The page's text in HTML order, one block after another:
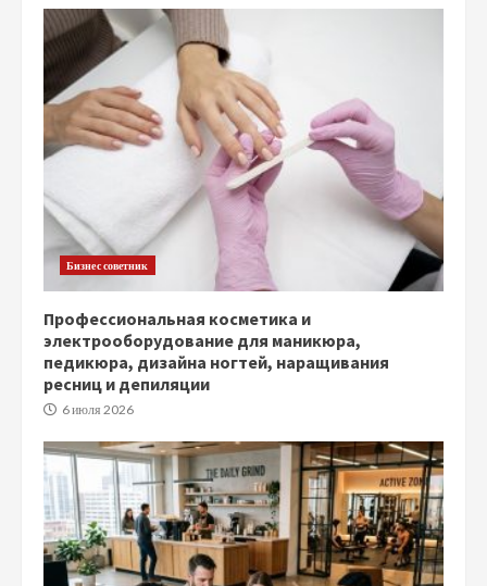
Бизнес советник
Профессиональная косметика и
электрооборудование для маникюра,
педикюра, дизайна ногтей, наращивания
ресниц и депиляции
6 июля 2026